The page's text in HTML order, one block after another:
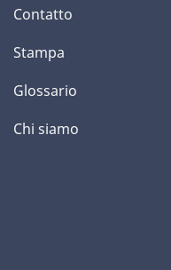
Contatto
Stampa
Glossario
Chi siamo